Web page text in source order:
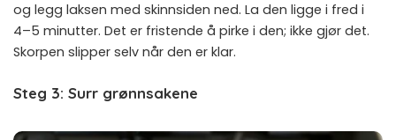
og legg laksen med skinnsiden ned. La den ligge i fred i
4–5 minutter. Det er fristende å pirke i den; ikke gjør det.
Skorpen slipper selv når den er klar.
Steg 3: Surr grønnsakene